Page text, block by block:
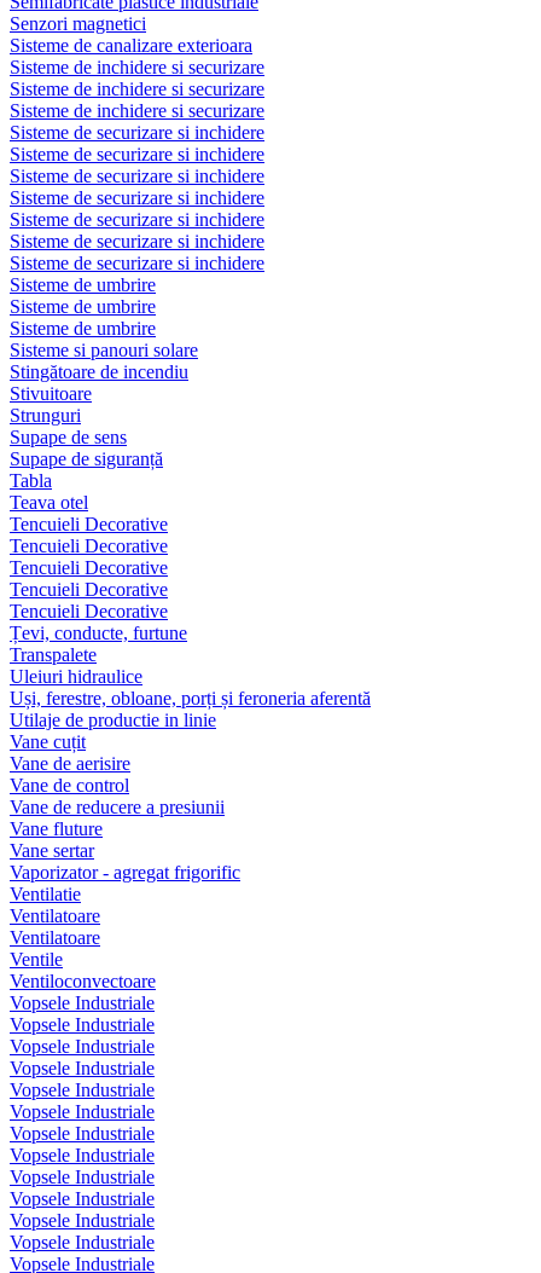
Senzori magnetici
Sisteme de canalizare exterioara
Sisteme de inchidere si securizare
Sisteme de inchidere si securizare
Sisteme de inchidere si securizare
Sisteme de securizare si inchidere
Sisteme de securizare si inchidere
Sisteme de securizare si inchidere
Sisteme de securizare si inchidere
Sisteme de securizare si inchidere
Sisteme de securizare si inchidere
Sisteme de securizare si inchidere
Sisteme de umbrire
Sisteme de umbrire
Sisteme de umbrire
Sisteme si panouri solare
Stingătoare de incendiu
Stivuitoare
Strunguri
Supape de sens
Supape de siguranță
Tabla
Teava otel
Tencuieli Decorative
Tencuieli Decorative
Tencuieli Decorative
Tencuieli Decorative
Tencuieli Decorative
Țevi, conducte, furtune
Transpalete
Uleiuri hidraulice
Uși, ferestre, obloane, porți și feroneria aferentă
Utilaje de productie in linie
Vane cuțit
Vane de aerisire
Vane de control
Vane de reducere a presiunii
Vane fluture
Vane sertar
Vaporizator - agregat frigorific
Ventilatie
Ventilatoare
Ventilatoare
Ventile
Ventiloconvectoare
Vopsele Industriale
Vopsele Industriale
Vopsele Industriale
Vopsele Industriale
Vopsele Industriale
Vopsele Industriale
Vopsele Industriale
Vopsele Industriale
Vopsele Industriale
Vopsele Industriale
Vopsele Industriale
Vopsele Industriale
Vopsele Industriale